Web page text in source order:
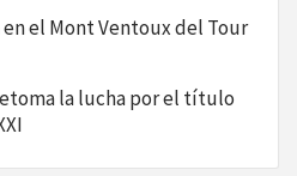
el Mont Ventoux del Tour
la lucha por el título